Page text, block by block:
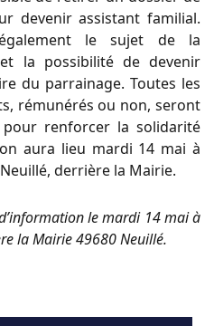
devenir assistant familial.
le sujet de la
la possibilité de devenir
du parrainage. Toutes les
rémunérés ou non, seront
renforcer la solidarité
aura lieu mardi 14 mai à
derrière la Mairie.
le mardi 14 mai à
la Mairie 49680 Neuillé.